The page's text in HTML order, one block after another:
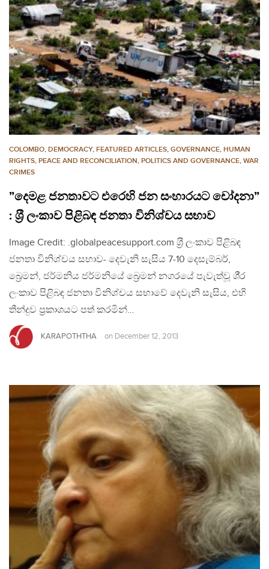
COLOMBO, DEMOCRACY, FEATURED ARTICLES, GOVERNANCE, HUMAN
RIGHTS, PEACE AND RECONCILIATION, POLITICS AND GOVERNANCE, WAR
CRIMES
”දෙමළ ජනතාවට එරෙහි ජන සංහාරයට චෝදනා”
: ශ‍්‍රී ලංකාව පිළිබඳ ජනතා විනිශ්චය සභාව
Image Credit: .globalpeacesupport.com ශ‍්‍රී ලංකාව පිළිබඳ
ජනතා විනිශ්චය සභාව- දෙවැනි සැසිය 7-10 දෙසැම්බර්,
බ්‍රෙමන්, ජර්මනිය ජර්මනියේ බ්‍රෙමන් නගරයේ පැවැත්වූ ශී‍්‍ර
ලංකාව පිළිබඳ ජනතා විනිශ්චය සභාවේ දෙවැනි සැසිය, එහි
තීන්දුව ප‍්‍රකාශයට පත් කරමින්…
KARAPOTHTHA on December 12, 2013